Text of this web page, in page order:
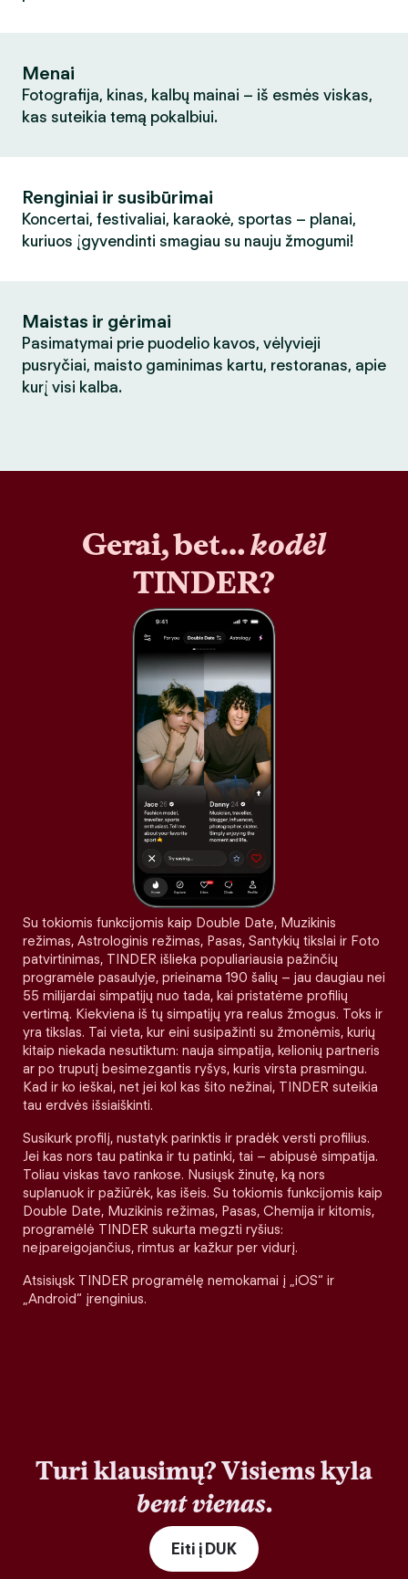
Menai
Fotografija, kinas, kalbų mainai – iš esmės viskas,
kas suteikia temą pokalbiui.
Renginiai ir susibūrimai
Koncertai, festivaliai, karaokė, sportas – planai,
kuriuos įgyvendinti smagiau su nauju žmogumi!
Maistas ir gėrimai
Pasimatymai prie puodelio kavos, vėlyvieji
pusryčiai, maisto gaminimas kartu, restoranas, apie
kurį visi kalba.
Gerai, bet…kodėl
TINDER?
Su tokiomis funkcijomis kaip Double Date, Muzikinis
režimas, Astrologinis režimas, Pasas, Santykių tikslai ir Foto
patvirtinimas, TINDER išlieka populiariausia pažinčių
programėle pasaulyje, prieinama 190 šalių – jau daugiau nei
55 milijardai simpatijų nuo tada, kai pristatėme profilių
vertimą. Kiekviena iš tų simpatijų yra realus žmogus. Toks ir
yra tikslas. Tai vieta, kur eini susipažinti su žmonėmis, kurių
kitaip niekada nesutiktum: nauja simpatija, kelionių partneris
ar po truputį besimezgantis ryšys, kuris virsta prasmingu.
Kad ir ko ieškai, net jei kol kas šito nežinai, TINDER suteikia
tau erdvės išsiaiškinti.
Susikurk profilį, nustatyk parinktis ir pradėk versti profilius.
Jei kas nors tau patinka ir tu patinki, tai – abipusė simpatija.
Toliau viskas tavo rankose. Nusiųsk žinutę, ką nors
suplanuok ir pažiūrėk, kas išeis. Su tokiomis funkcijomis kaip
Double Date, Muzikinis režimas, Pasas, Chemija ir kitomis,
programėlė TINDER sukurta megzti ryšius:
neįpareigojančius, rimtus ar kažkur per vidurį.
Atsisiųsk TINDER programėlę nemokamai į „iOS“ ir
„Android“ įrenginius.
Turi klausimų? Visiems kyla
bent vienas.
Eiti į DUK